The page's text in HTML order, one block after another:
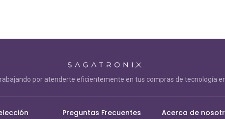
por atenderte eficientemente en tus compras de tecnología
Preguntas Frecuentes Acerca de